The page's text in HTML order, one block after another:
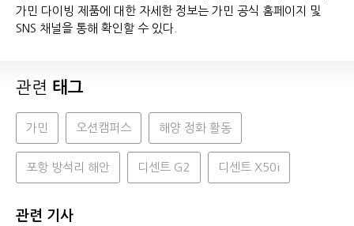
가민 다이빙 제품에 대한 자세한 정보는 가민 공식 홈페이지 및
SNS 채널을 통해 확인할 수 있다.
관련 태그
가민 오션캠퍼스 해양 정화 활동
포항 방석리 해안 디센트 G2 디센트 X50i
관련 기사